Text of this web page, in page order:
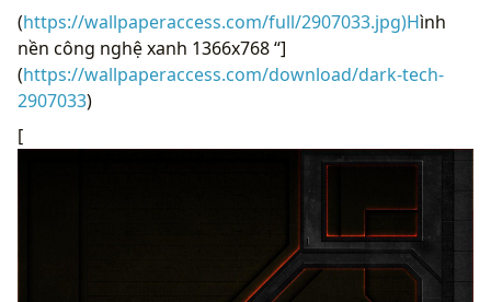
(https://wallpaperaccess.com/full/2907033.jpg)Hình
nền công nghệ xanh 1366x768 “]
(https://wallpaperaccess.com/download/dark-tech-
2907033)
[